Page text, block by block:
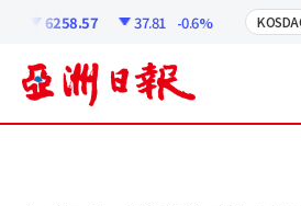
6258.57 37.81 -0.6% KOSDAQ